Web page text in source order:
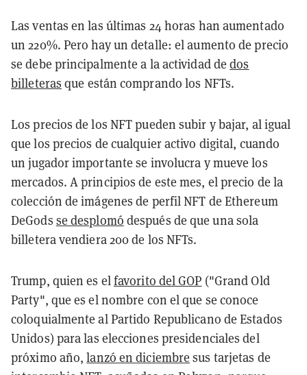
Las ventas en las últimas 24 horas han aumentado
un 220%. Pero hay un detalle: el aumento de precio
se debe principalmente a la actividad dedos
billeteras que están comprando los NFTs.
Los precios de los NFT pueden subir y bajar, al igual
que los precios de cualquier activo digital, cuando
un jugador importante se involucra y mueve los
mercados. A principios de este mes, el precio de la
colección de imágenes de perfil NFT de Ethereum
DeGods se desplomó después de que una sola
billetera vendiera 200 de los NFTs.
Trump, quien es elfavorito del GOP ("Grand Old
Party", que es el nombre con el que se conoce
coloquialmente al Partido Republicano de Estados
Unidos) para las elecciones presidenciales del
próximo año,lanzó en diciembre sus tarjetas de